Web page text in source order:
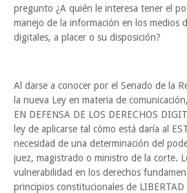
pregunto ¿A quién le interesa tener el
manejo de la información en los medios
digitales, a placer o su disposición?
Al darse a conocer por el Senado de la
la nueva Ley en materia de
EN DEFENSA DE LOS DERECHOS
ley de aplicarse tal cómo está daría al
necesidad de una determinación del
juez, magistrado o ministro de la corte.
vulnerabilidad en los derechos
principios constitucionales de